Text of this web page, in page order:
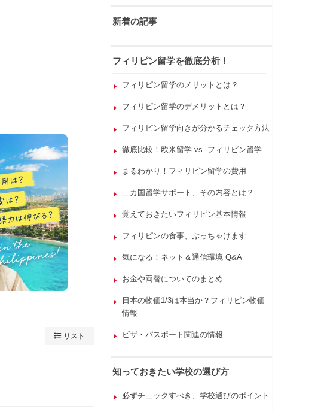
リスト
新着の記事
フィリピン留学を徹底分析！
フィリピン留学のメリットとは？
フィリピン留学のデメリットとは？
フィリピン留学向きが分かるチェック方法
徹底比較！欧米留学 vs. フィリピン留学
まるわかり！フィリピン留学の費用
二カ国留学サポート、その内容とは？
覚えておきたいフィリピン基本情報
フィリピンの食事、ぶっちゃけます
気になる！ネット＆通信環境 Q&A
お金や両替についてのまとめ
日本の物価1/3は本当か？フィリピン物価
情報
ビザ・パスポート関連の情報
知っておきたい学校の選び方
必ずチェックすべき、学校選びのポイント